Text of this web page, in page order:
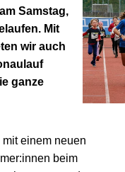
Samstag,
Mit
wir auch
ganze
mit einem neuen
beim